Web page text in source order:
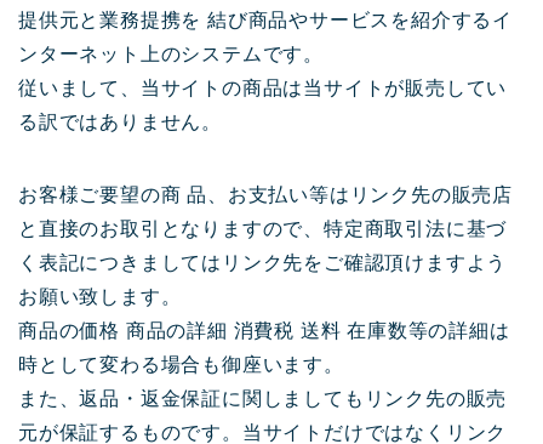
提供元と業務提携を 結び商品やサービスを紹介するイ
ンターネット上のシステムです。
従いまして、当サイトの商品は当サイトが販売してい
る訳ではありません。
お客様ご要望の商 品、お支払い等はリンク先の販売店
と直接のお取引となりますので、特定商取引法に基づ
く表記につきましてはリンク先をご確認頂けますよう
お願い致します。
商品の価格 商品の詳細 消費税 送料 在庫数等の詳細は
時として変わる場合も御座います。
また、返品・返金保証に関しましてもリンク先の販売
元が保証するものです。当サイトだけではなくリンク